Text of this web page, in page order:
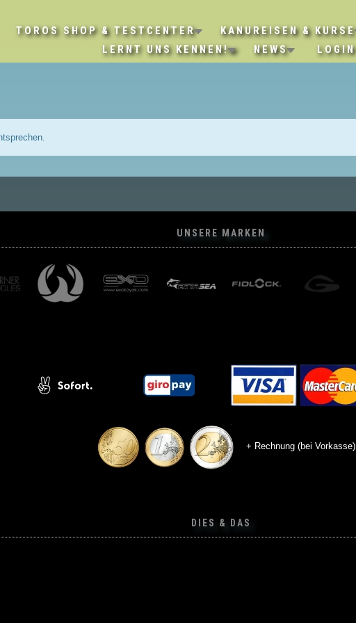
TOROS SHOP & TESTCENTER
KANUREISEN & KURSE
LERNT UNS KENNEN!
NEWS LOGIN
UNSERE MARKEN
+ Rechnung (bei Vorkasse)
DIES & DAS